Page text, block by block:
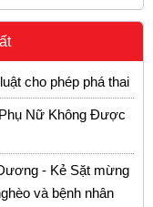
cho phép phá thai
Nữ Không Được
- Kẻ Sặt mừng
và bệnh nhân